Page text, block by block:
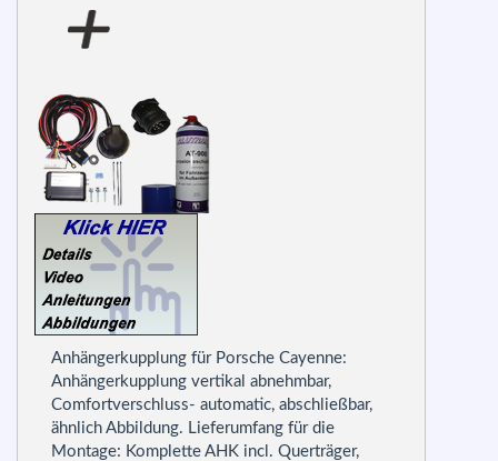
Anhängerkupplung für Porsche Cayenne:
Anhängerkupplung vertikal abnehmbar,
Comfortverschluss- automatic, abschließbar,
ähnlich Abbildung. Lieferumfang für die
Montage: Komplette AHK incl. Querträger,